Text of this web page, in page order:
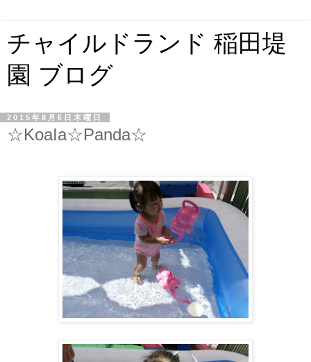
チャイルドランド 稲田堤
園 ブログ
2015年8月6日木曜日
☆KoaIa☆Panda☆